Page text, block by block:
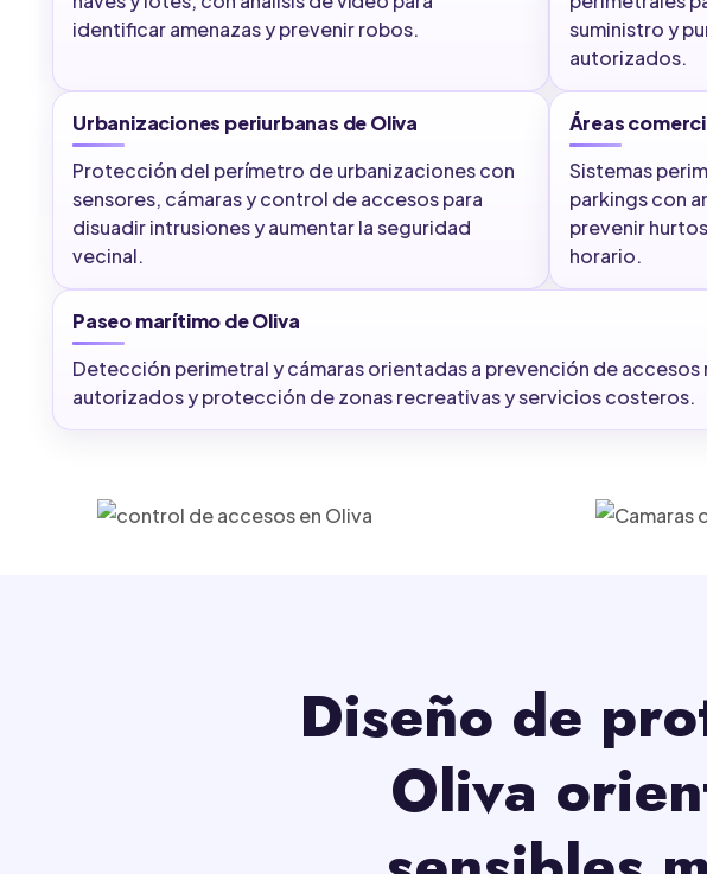
identificar amenazas y prevenir robos.
suministro y
autorizados.
Urbanizaciones periurbanas de Oliva
Protección del perímetro de urbanizaciones con
sensores, cámaras y control de accesos para
disuadir intrusiones y aumentar la seguridad
vecinal.
Áreas
Sistemas
parkings con
prevenir
horario.
Paseo marítimo de Oliva
Detección perimetral y cámaras orientadas a prevención de accesos
autorizados y protección de zonas recreativas y servicios costeros.
Diseño de
Oliva